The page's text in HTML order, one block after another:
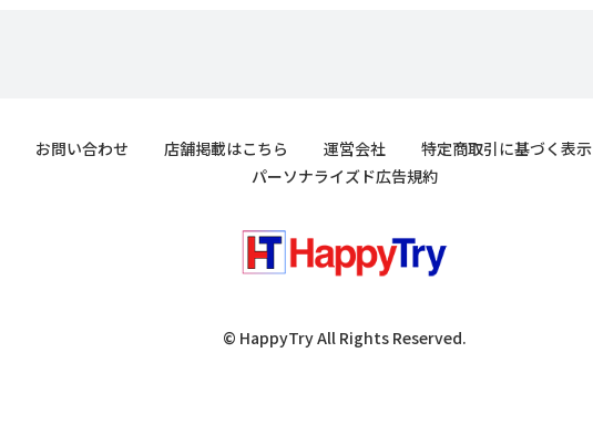
お問い合わせ 店舗掲載はこちら 運営会社
特定商取引に基づく表示
パーソナライズド広告規約
© HappyTry All Rights Reserved.